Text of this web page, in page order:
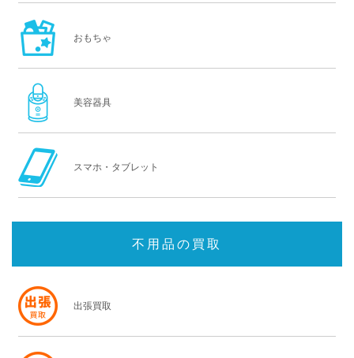
おもちゃ
美容器具
スマホ・タブレット
不用品の買取
出張買取